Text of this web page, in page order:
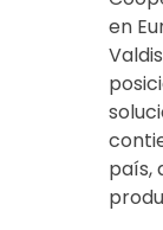
en
país,